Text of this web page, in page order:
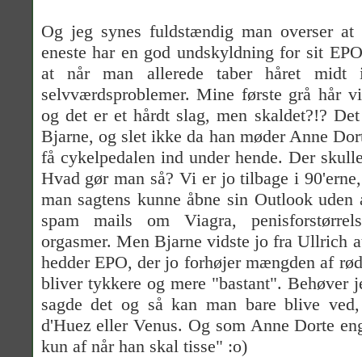
Og jeg synes fuldstændig man overser
eneste har en god undskyldning for sit
at når man allerede taber håret
selvværdsproblemer. Mine første grå hår
og det er et hårdt slag, men skaldet?!?
Bjarne, og slet ikke da han møder Anne
få cykelpedalen ind under hende. Der
Hvad gør man så? Vi er jo tilbage i
man sagtens kunne åbne sin Outlook
spam mails om Viagra,
orgasmer. Men Bjarne vidste jo fra Ullrich
hedder EPO, der jo forhøjer mængden af
bliver tykkere og mere "bastant". Behøver
sagde det og så kan man bare blive
d'Huez eller Venus. Og som Anne Dorte
kun af når han skal tisse" :o)